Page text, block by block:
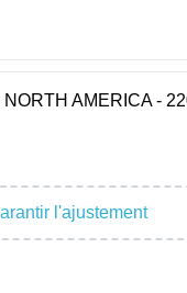
AMERICA -
l'ajustement